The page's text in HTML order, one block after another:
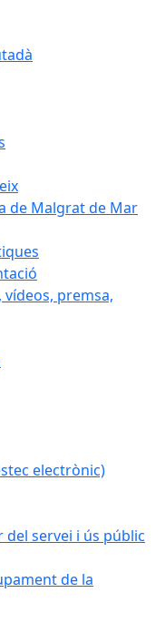
de Malgrat de Mar
premsa,
electrònic)
servei i ús públic
de la